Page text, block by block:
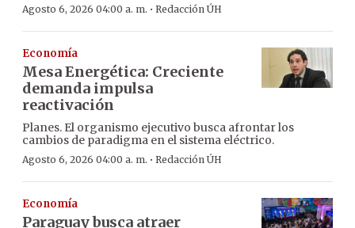
Agosto 6, 2026 04:00 a. m. · Redacción ÚH
Economía
Mesa Energética: Creciente
demanda impulsa
reactivación
Planes. El organismo ejecutivo busca afrontar los
cambios de paradigma en el sistema eléctrico.
Agosto 6, 2026 04:00 a. m. · Redacción ÚH
Economía
Paraguay busca atraer